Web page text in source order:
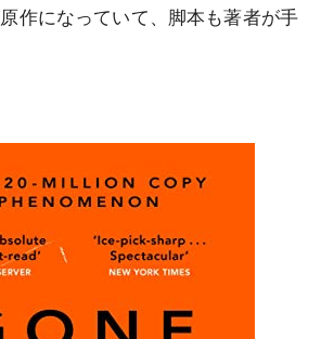
作になっていて、脚本も著者が手